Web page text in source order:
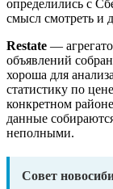
определились с
смысл смотреть и
Restate —
объявлений
хороша для
статистику по
конкретном
данные
неполными.
Совет